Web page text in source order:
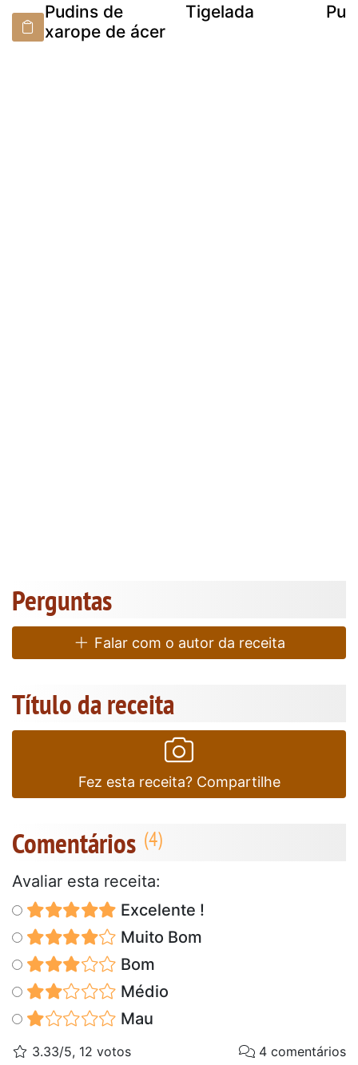
Pudins de
xarope de ácer
Tigelada
Perguntas
Falar com o autor da receita
Título da receita
Fez esta receita? Compartilhe
Comentários
Avaliar esta receita:
Excelente !
Muito Bom
Bom
Médio
Mau
3.33/5, 12 votos 4 comentários